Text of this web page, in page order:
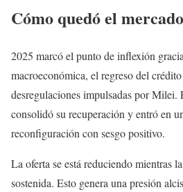
Cómo quedó el
2025 marcó el punto de inflexión
macroeconómica, el regreso del
desregulaciones impulsadas por Milei.
consolidó su recuperación y entró en
reconfiguración con sesgo positivo.
La oferta se está reduciendo mientras
sostenida. Esto genera una presión